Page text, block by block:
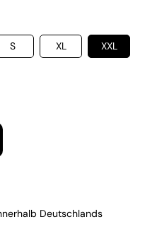
S XL XXL
Deutschlands